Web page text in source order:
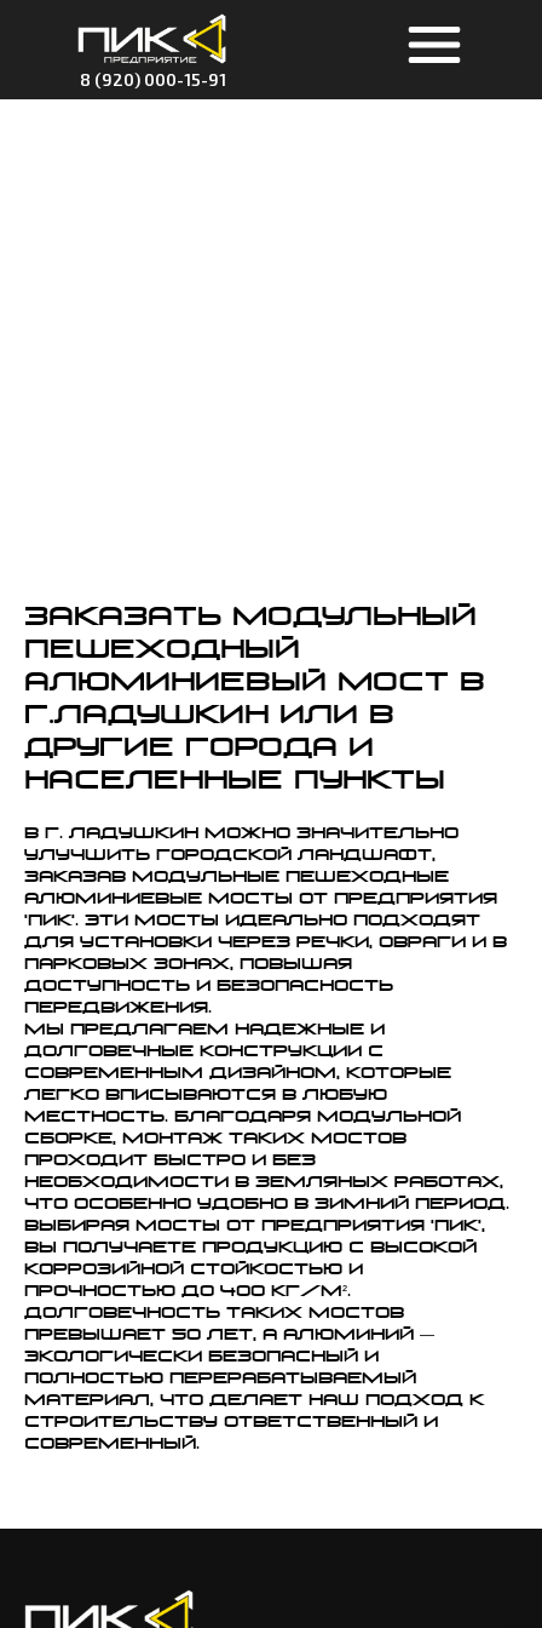
8 (920) 000-15-91
Заказать модульный
пешеходный
алюминиевый мост в
г.Ладушкин или в
другие города и
населенные пункты
В г. Ладушкин можно значительно
улучшить городской ландшафт,
заказав модульные пешеходные
алюминиевые мосты от предприятия
'ПИК'. Эти мосты идеально подходят
для установки через речки, овраги и в
парковых зонах, повышая
доступность и безопасность
передвижения.
Мы предлагаем надежные и
долговечные конструкции с
современным дизайном, которые
легко вписываются в любую
местность. Благодаря модульной
сборке, монтаж таких мостов
проходит быстро и без
необходимости в земляных работах,
что особенно удобно в зимний период.
Выбирая мосты от Предприятия 'ПИК',
вы получаете продукцию с высокой
коррозийной стойкостью и
прочностью до 400 кг/м².
Долговечность таких мостов
превышает 50 лет, а алюминий —
экологически безопасный и
полностью перерабатываемый
материал, что делает наш подход к
строительству ответственный и
современный.